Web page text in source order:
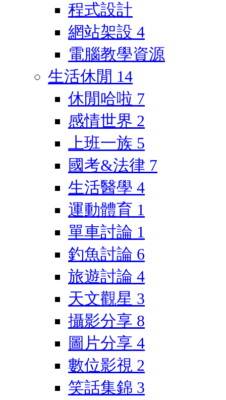
程式設計
網站架設 4
電腦教學資源
生活休閒 14
休閒哈啦 7
感情世界 2
上班一族 5
國考&法律 7
生活醫學 4
運動體育 1
單車討論 1
釣魚討論 6
旅遊討論 4
天文觀星 3
攝影分享 8
圖片分享 4
數位影視 2
笑話集錦 3